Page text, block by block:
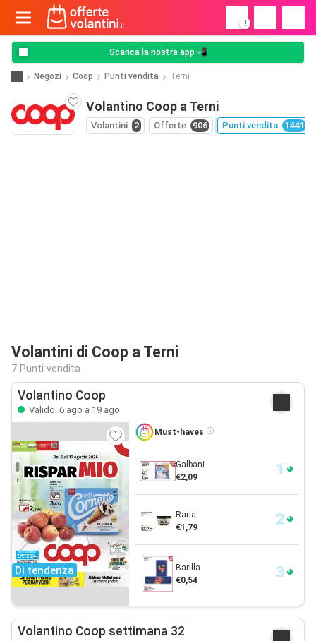
!
Scarica la nostra app 📲
Negozi Coop Punti vendita Terni
Volantino Coop a Terni
Volantini 2 Offerte 906 Punti vendita 1441
Volantini di Coop a Terni
7 Punti vendita
Volantino Coop
Valido: 6 ago a 19 ago
Di tendenza
Must-haves
Galbani
€2,09
Rana
€1,79
Barilla
€0,54
Volantino Coop settimana 32